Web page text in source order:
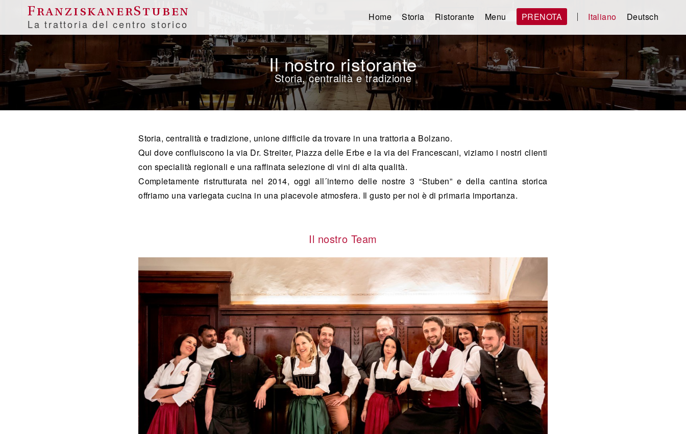
Il nostro ristorante
Storia, centralità e tradizione
Storia, centralità e tradizione, unione difficile da trovare in una trattoria a Bolzano.
Qui dove confluiscono la via Dr. Streiter, Piazza delle Erbe e la via dei Francescani, viziamo i nostri clienti
con specialità regionali e una raffinata selezione di vini di alta qualità.
Completamente ristrutturata nel 2014, oggi all´interno delle nostre 3 “Stuben” e della cantina storica
offriamo una variegata cucina in una piacevole atmosfera. Il gusto per noi è di primaria importanza.
Il nostro Team
FranziskanerStuben
La trattoria del centro storico
Home Storia Ristorante Menu PRENOTA Italiano Deutsch